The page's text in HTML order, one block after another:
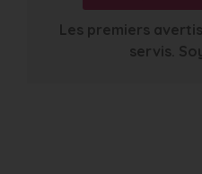
Les premiers
servis.